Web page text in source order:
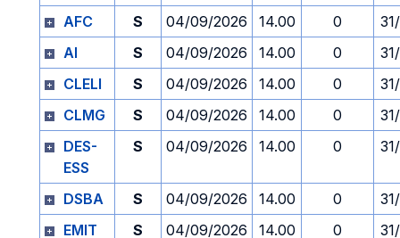
AFC
S 04/09/2026 14.00 0
AI
S 04/09/2026 14.00 0
CLELI
S 04/09/2026 14.00 0
CLMG
S 04/09/2026 14.00 0
DES-
ESS
S 04/09/2026 14.00 0
DSBA S 04/09/2026 14.00 0
EMIT
S 04/09/2026 14.00 0